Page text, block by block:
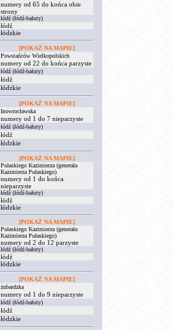
numery od 65 do końca obie
strony
łódź (łódź-bałuty)
łódź
łódzkie
[POKAŻ NA MAPIE]
Powstańców Wielkopolskich
numery od 22 do końca parzyste
łódź (łódź-bałuty)
łódź
łódzkie
[POKAŻ NA MAPIE]
Inowrocławska
numery od 1 do 7 nieparzyste
łódź (łódź-bałuty)
łódź
łódzkie
[POKAŻ NA MAPIE]
Pułaskiego Kazimierza (generała
Kazimierza Pułaskiego)
numery od 1 do końca
nieparzyste
łódź (łódź-bałuty)
łódź
łódzkie
[POKAŻ NA MAPIE]
Pułaskiego Kazimierza (generała
Kazimierza Pułaskiego)
numery od 2 do 12 parzyste
łódź (łódź-bałuty)
łódź
łódzkie
[POKAŻ NA MAPIE]
żubardzka
numery od 1 do 9 nieparzyste
łódź (łódź-bałuty)
łódź
łódzkie